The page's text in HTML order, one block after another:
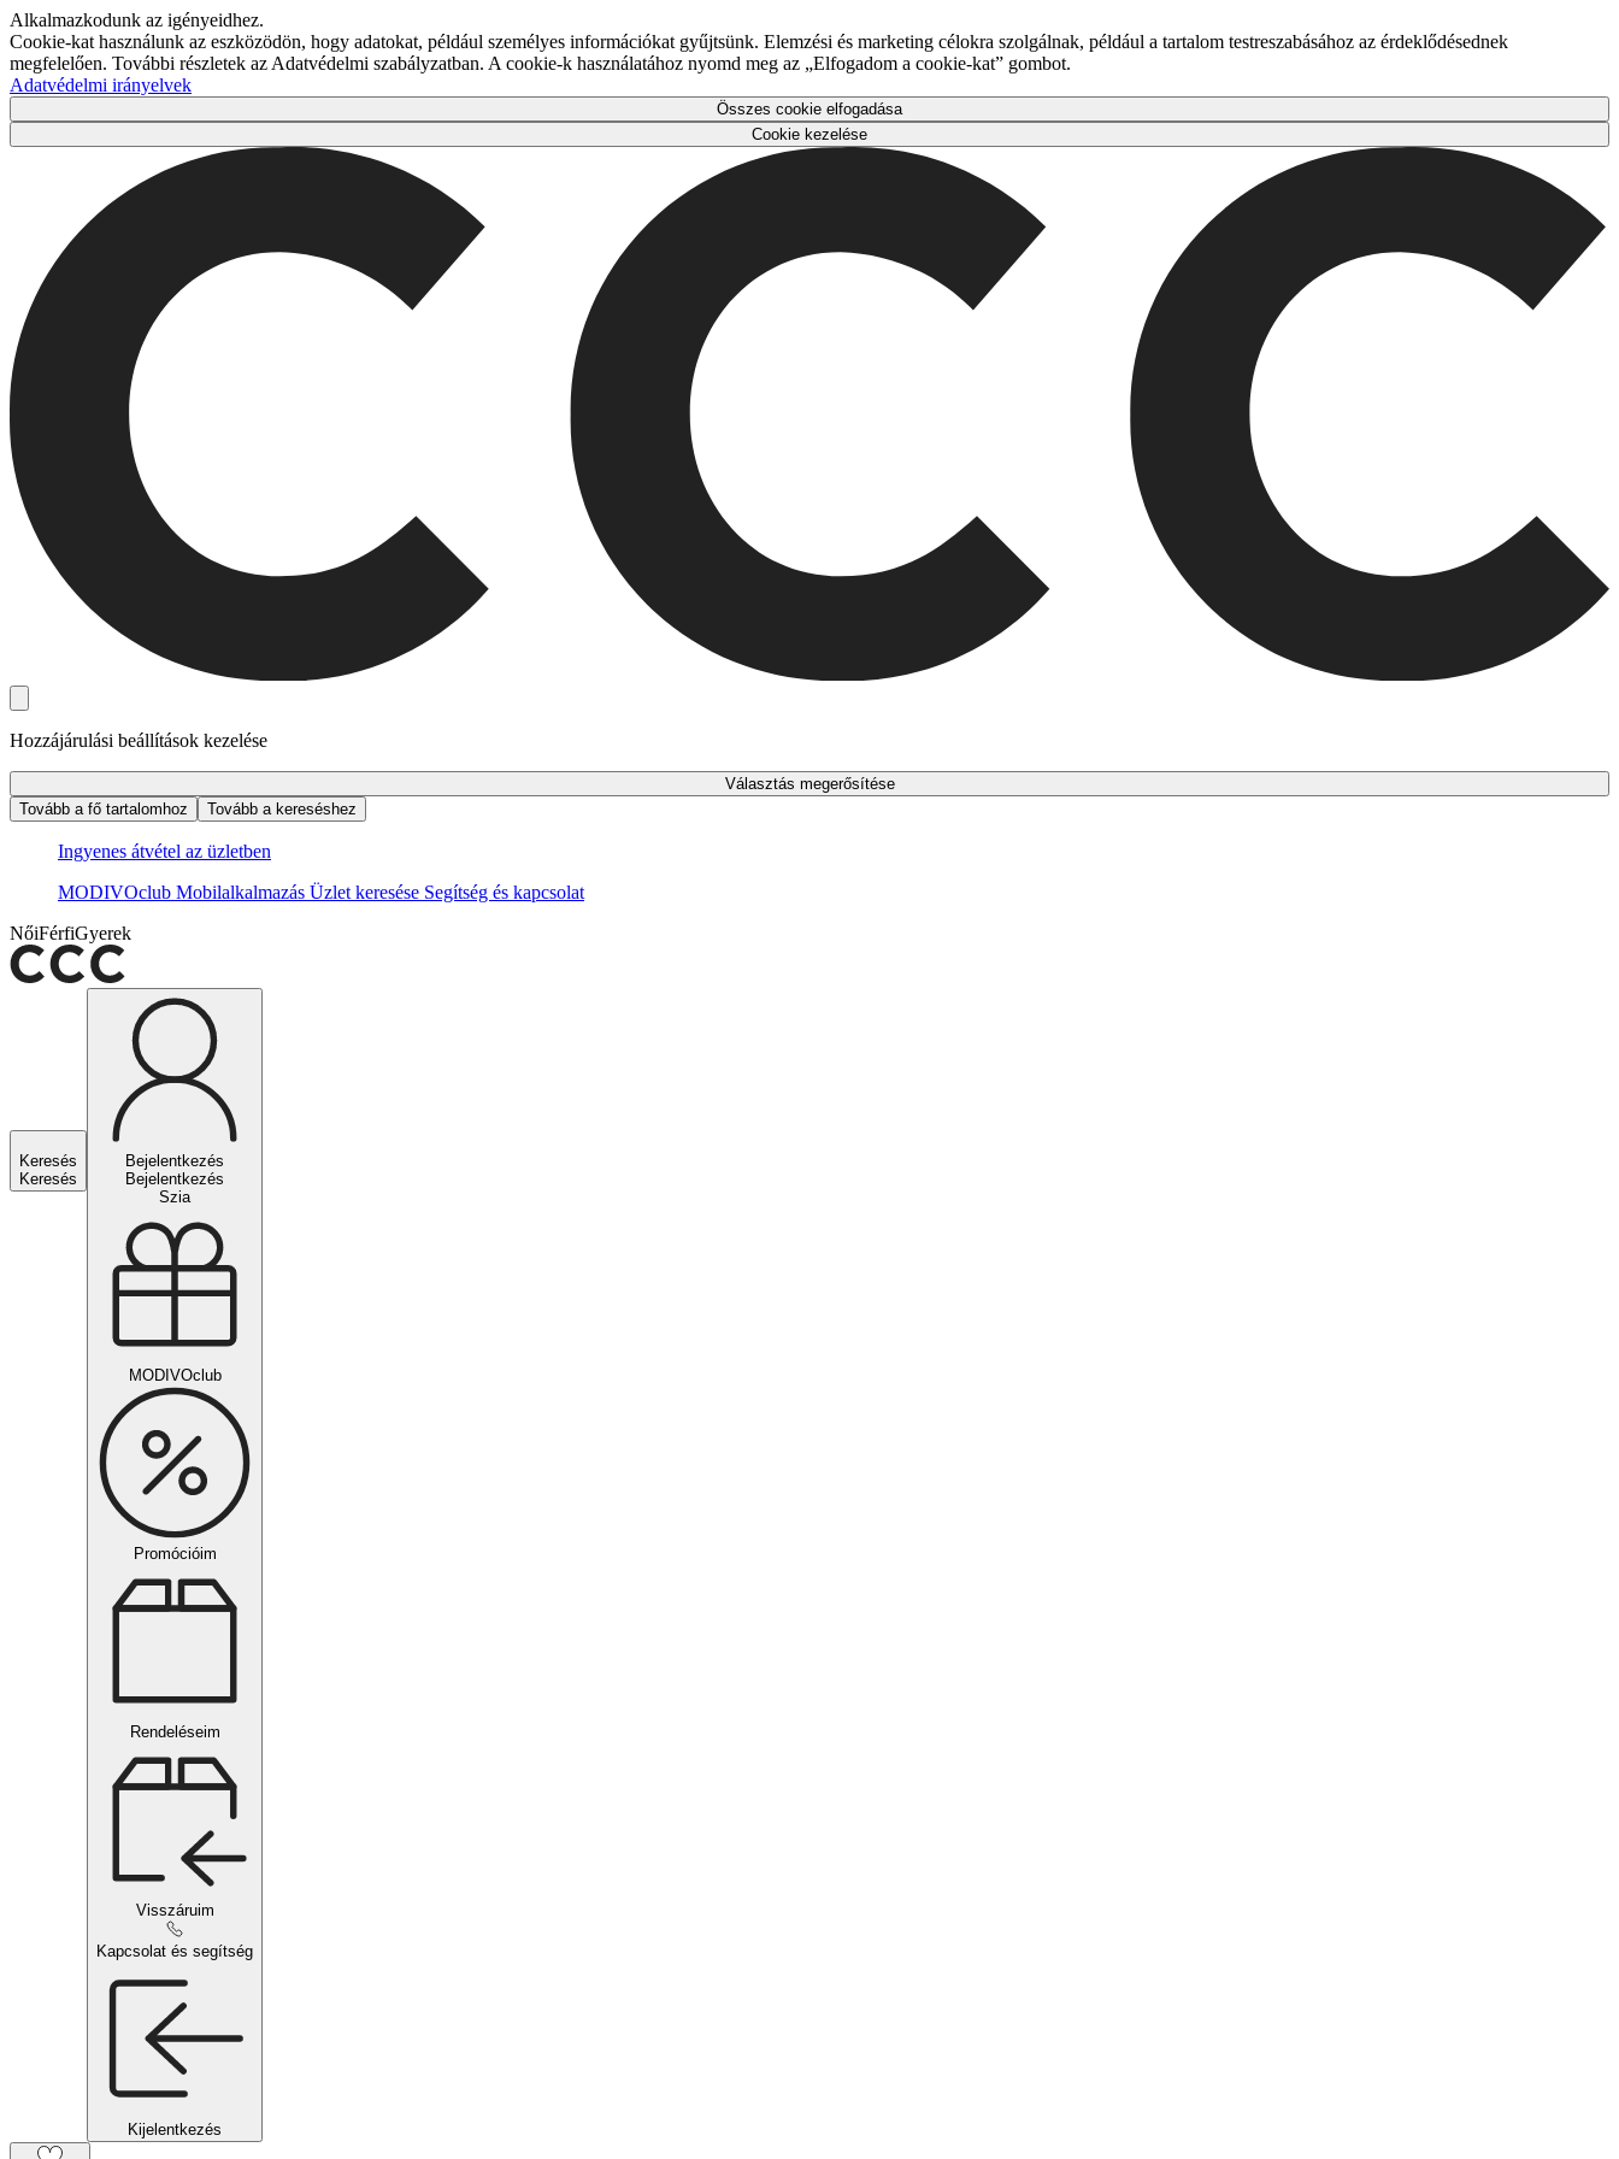
Alkalmazkodunk az igényeidhez.
Cookie-kat használunk az eszközödön, hogy adatokat, például személyes információkat gyűjtsünk. Elemzési és marketing célokra szolgálnak, például a tartalom testreszabásához az érdeklődésednek
megfelelően. További részletek az Adatvédelmi szabályzatban. A cookie-k használatához nyomd meg az „Elfogadom a cookie-kat” gombot.
Adatvédelmi irányelvek
Összes cookie elfogadása
Cookie kezelése
Hozzájárulási beállítások kezelése
Választás megerősítése
Tovább a fő tartalomhoz
Tovább a kereséshez
Ingyenes átvétel az üzletben
MODIVOclub Mobilalkalmazás Üzlet keresése Segítség és kapcsolat
NőiFérfiGyerek
Keresés
Keresés
Bejelentkezés
Bejelentkezés
Szia
MODIVOclub
Promócióim
Rendeléseim
Visszáruim
Kapcsolat és segítség
Kijelentkezés